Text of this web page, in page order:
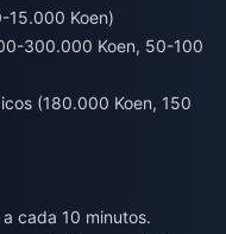
15.000 Koen)
300.000 Koen, 50-100
(180.000 Koen, 150
cada 10 minutos.